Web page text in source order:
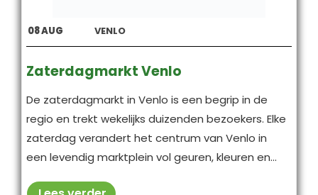
08AUG VENLO
Zaterdagmarkt Venlo
De zaterdagmarkt in Venlo is een begrip in de
regio en trekt wekelijks duizenden bezoekers. Elke
zaterdag verandert het centrum van Venlo in
een levendig marktplein vol geuren, kleuren en...